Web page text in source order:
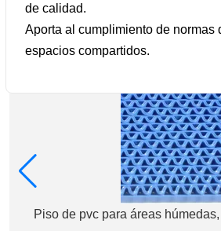
de calidad.
Aporta al cumplimiento de normas
espacios compartidos.
Piso de pvc para áreas